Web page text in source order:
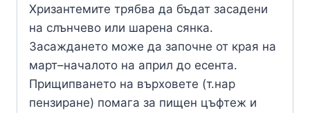
Хризантемите трябва да бъдат засадени
на слънчево или шарена сянка.
Засаждането може да започне от края на
март–началото на април до есента.
Прищипването на върховете (т.нар
пензиране) помага за пищен цъфтеж и